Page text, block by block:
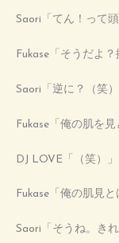
Saori「てん！って
Fukase「そうだよ
Saori「逆に？（笑）
Fukase「俺の肌を見
DJ LOVE「（笑）」
Fukase「俺の肌見と
Saori「そうね。きれ